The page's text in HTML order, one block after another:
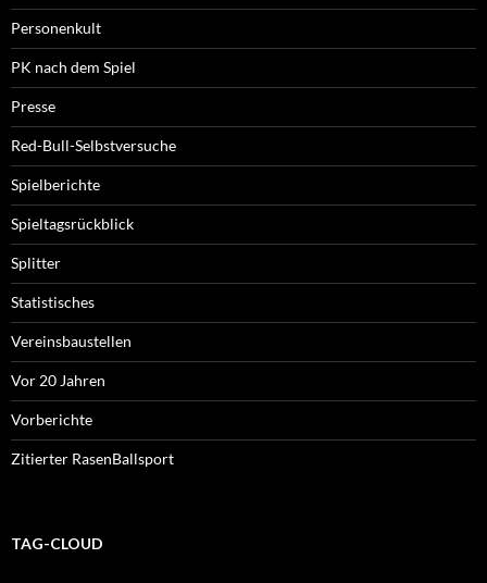
Personenkult
PK nach dem Spiel
Presse
Red-Bull-Selbstversuche
Spielberichte
Spieltagsrückblick
Splitter
Statistisches
Vereinsbaustellen
Vor 20 Jahren
Vorberichte
Zitierter RasenBallsport
TAG-CLOUD